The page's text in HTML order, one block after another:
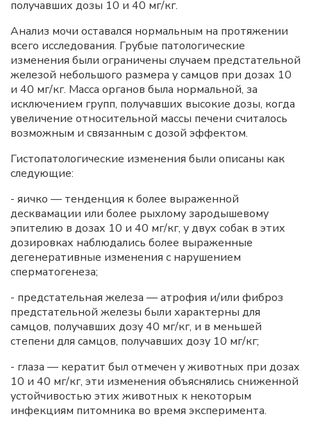
получавших дозы 10 и 40 мг/кг.
Анализ мочи оставался нормальным на протяжении
всего исследования. Грубые патологические
изменения были ограничены случаем предстательной
железой небольшого размера у самцов при дозах 10
и 40 мг/кг. Масса органов была нормальной, за
исключением групп, получавших высокие дозы, когда
увеличение относительной массы печени считалось
возможным и связанным с дозой эффектом.
Гистопатологические изменения были описаны как
следующие:
- яичко — тенденция к более выраженной
десквамации или более рыхлому зародышевому
эпителию в дозах 10 и 40 мг/кг, у двух собак в этих
дозировках наблюдались более выраженные
дегенеративные изменения с нарушением
сперматогенеза;
- предстательная железа — атрофия и/или фиброз
предстательной железы были характерны для
самцов, получавших дозу 40 мг/кг, и в меньшей
степени для самцов, получавших дозу 10 мг/кг;
- глаза — кератит был отмечен у животных при дозах
10 и 40 мг/кг, эти изменения объяснялись сниженной
устойчивостью этих животных к некоторым
инфекциям питомника во время эксперимента.